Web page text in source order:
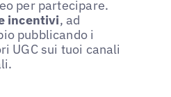
per partecipare.
incentivi, ad
pubblicando i
UGC sui tuoi canali